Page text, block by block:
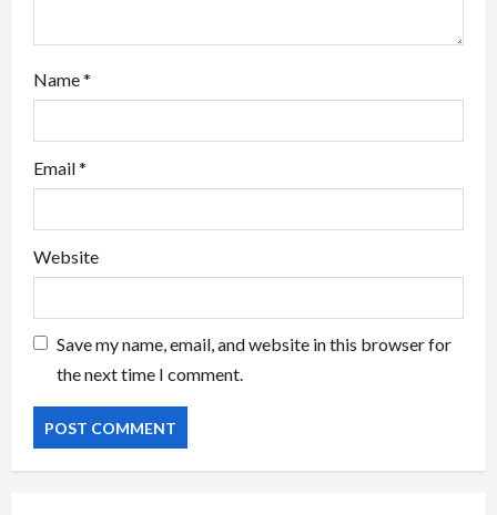
Name*
Email*
Website
Save my name, email, and website in this browser for
the next time I comment.